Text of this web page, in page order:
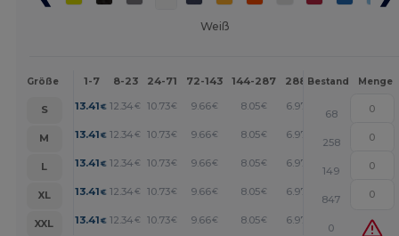
Weiß
Größe 1-7 8-23 24-71 72-143 144-287 288 + Mehr
Bestand Menge
S 13.41 € 12.34 € 10.73€ 9.66€ 8.05€ 6.97 +
68
M
13.41 € 12.34 € 10.73€ 9.66€ 8.05€ 6.97 +
258
L
13.41 € 12.34 € 10.73€ 9.66€ 8.05€ 6.97 +
149
XL
13.41 € 12.34 € 10.73€ 9.66€ 8.05€ 6.97 +
847
XXL
13.41 € 12.34 € 10.73€ 9.66€ 8.05€ 6.97 +
0